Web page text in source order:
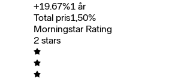
+19.67%1 år
Total pris1,50%
Morningstar Rating
2 stars